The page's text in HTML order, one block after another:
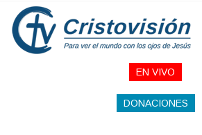
Pasar al contenido principal
EN VIVO
DONACIONES